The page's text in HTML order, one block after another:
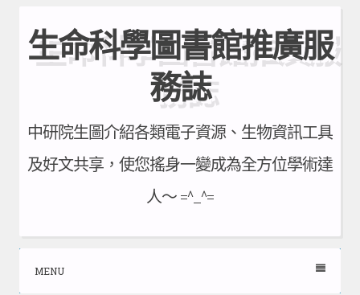
to
content
生命科學圖書館推廣服
務誌
中研院生圖介紹各類電子資源、生物資訊工具
及好文共享，使您搖身一變成為全方位學術達
人～ =^_^=
MENU